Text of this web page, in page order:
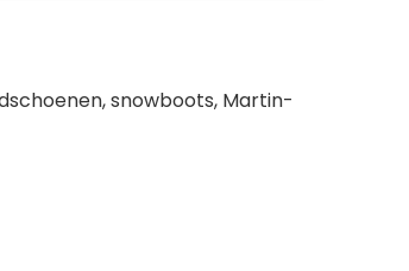
snowboots, Martin-